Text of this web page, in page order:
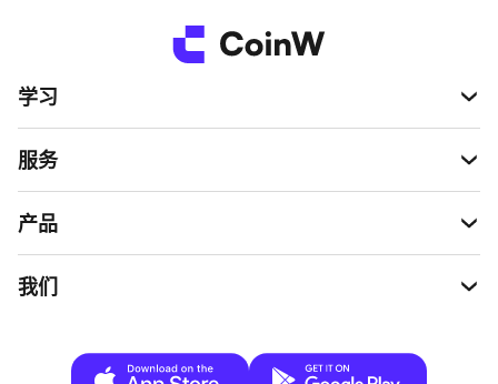
学习
服务
产品
我们